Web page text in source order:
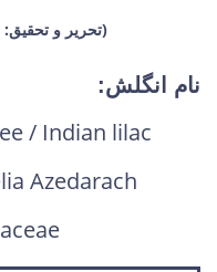
(تحریر و
نام انگلش:
/ Indian lilac
Azedarach